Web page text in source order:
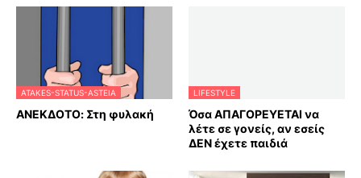
ATAKES-STATUS-ASTEIA
ΑΝΕΚΔΟΤΟ: Στη φυλακή
LIFESTYLE
Όσα ΑΠΑΓΟΡΕΥΕΤΑΙ να
λέτε σε γονείς, αν εσείς
ΔΕΝ έχετε παιδιά